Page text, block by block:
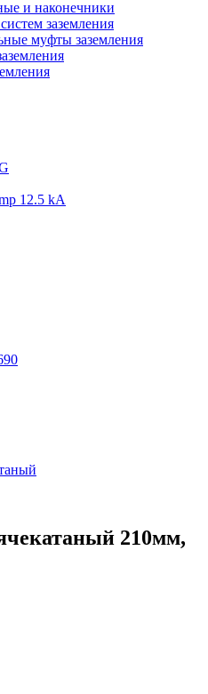
и наконечники
заземления
муфты заземления
12.5 kA
210мм,